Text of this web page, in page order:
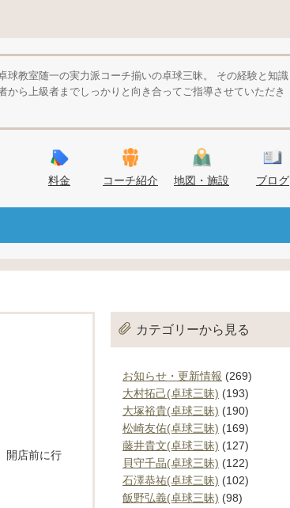
球教室随一の実力派コーチ揃いの卓球三昧。 その経験と知識
から上級者までしっかりと向き合ってご指導させていただき
料金 コーチ紹介 地図・施設 ブログ
開店前に行
カテゴリーから見る
お知らせ・更新情報 (269)
大村拓己(卓球三昧) (193)
大塚裕貴(卓球三昧) (190)
松崎友佑(卓球三昧) (169)
藤井貴文(卓球三昧) (127)
貝守千晶(卓球三昧) (122)
石澤恭祐(卓球三昧) (102)
飯野弘義(卓球三昧) (98)